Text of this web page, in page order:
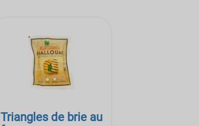
Triangles de brie au